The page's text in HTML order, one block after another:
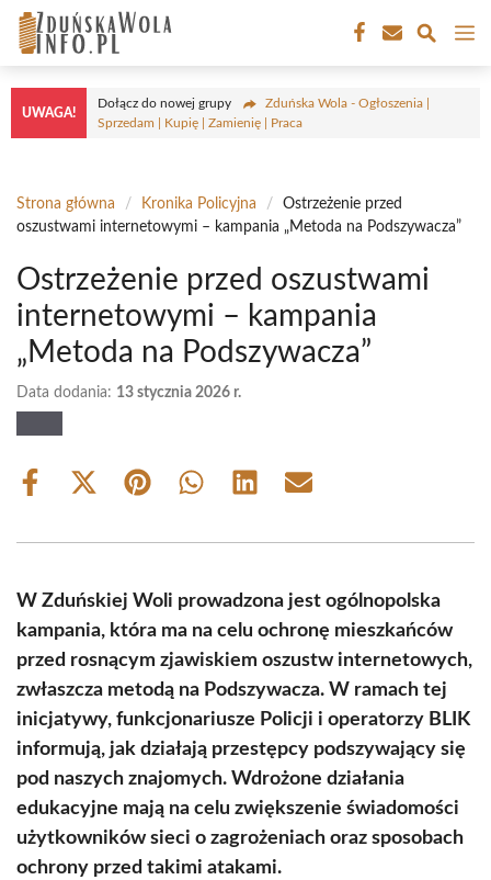
Przejdź
treści
UWAGA!
Dołącz do nowej grupy
Zduńska Wola - Ogłoszenia |
Sprzedam | Kupię | Zamienię | Praca
Strona główna / Kronika Policyjna /
Ostrzeżenie przed
oszustwami internetowymi – kampania „Metoda na Podszywacza”
Ostrzeżenie przed oszustwami
internetowymi – kampania
„Metoda na Podszywacza”
Data dodania: 13 stycznia 2026 r.
Share
Share
(Twitter)
Share Share Share Share
W Zduńskiej Woli prowadzona jest ogólnopolska
kampania, która ma na celu ochronę mieszkańców
przed rosnącym zjawiskiem oszustw internetowych,
zwłaszcza metodą na Podszywacza. W ramach tej
inicjatywy, funkcjonariusze Policji i operatorzy BLIK
informują, jak działają przestępcy podszywający się
pod naszych znajomych. Wdrożone działania
edukacyjne mają na celu zwiększenie świadomości
użytkowników sieci o zagrożeniach oraz sposobach
ochrony przed takimi atakami.